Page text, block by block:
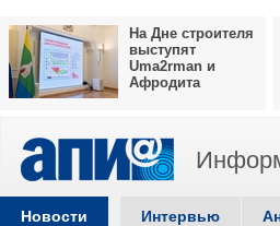
На Дне строителя
выступят
Uma2rman и
Афродита
Новости Интервью